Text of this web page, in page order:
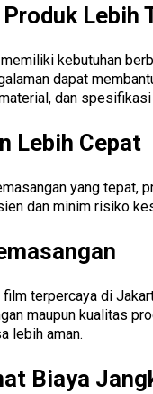
Lebih
kebutuhan
dapat
dan
Lebih Cepat
yang tepat,
dan minim risiko
film terpercaya di
maupun kualitas
lebih aman.
Biaya